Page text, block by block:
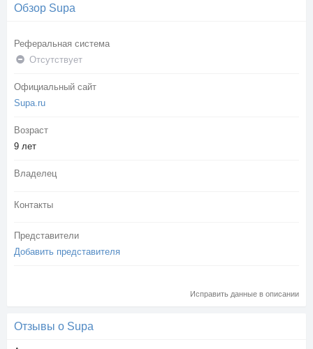
Обзор Supa
Реферальная система
Отсутствует
Официальный сайт
Supa.ru
Возраст
9 лет
Владелец
Контакты
Представители
Добавить представителя
Исправить данные в описании
Отзывы о Supa